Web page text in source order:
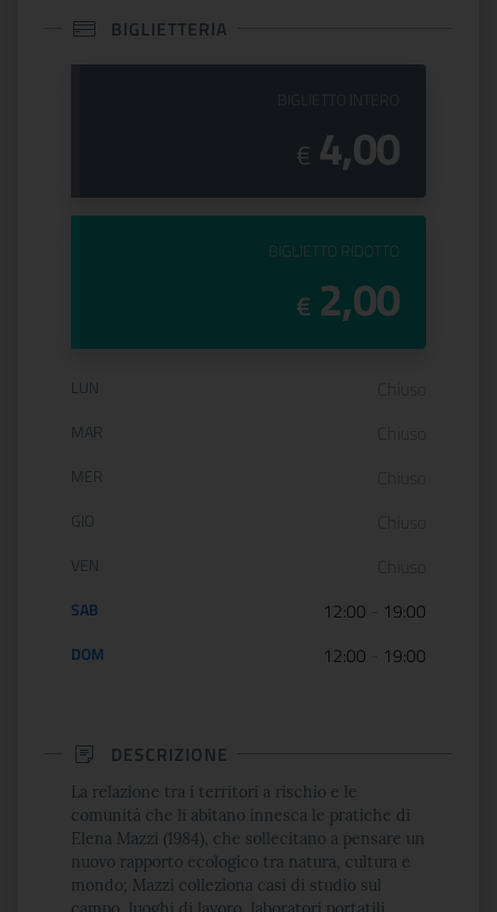
BIGLIETTERIA
€ 4,00
PREZZO DEL
BIGLIETTO RIDOTTO
€ 2,00
Orario di apertura:
LUN
MAR
MER
GIO
VEN
SAB 12:00 19:00
DOM 12:00 19:00
DESCRIZIONE
La relazione tra i territori a rischio e le
comunità che li abitano innesca le pratiche di
Elena Mazzi (1984), che sollecitano a pensare un
nuovo rapporto ecologico tra natura, cultura e
mondo; Mazzi colleziona casi di studio sul